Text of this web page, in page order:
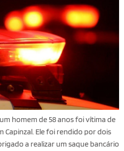
homem de 58 anos foi vítima de
Capinzal. Ele foi rendido por dois
a realizar um saque bancário